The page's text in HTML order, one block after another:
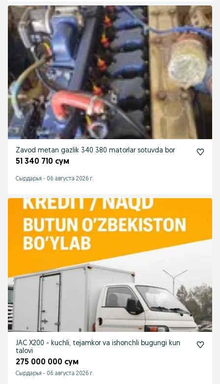
Zavod metan gazlik 340 380 matorlar sotuvda bor
51 340 710 сум
Сырдарья - 06 августа 2026 г.
JAC X200 - kuchli, tejamkor va ishonchli bugungi kun
talovi
275 000 000 сум
Сырдарья - 06 августа 2026 г.